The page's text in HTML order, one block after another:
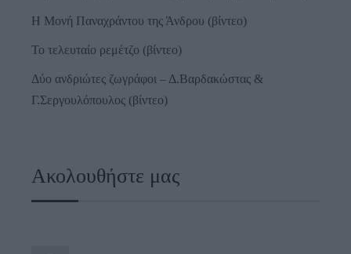
Η Μονή Παναχράντου της Άνδρου (βίντεο)
Το τελευταίο ρεμέτζο (βίντεο)
Δύο ανδριώτες ζωγράφοι – Δ.Βαρδακώστας &
Γ.Σεργουλόπουλος (βίντεο)
Ακολουθήστε μας